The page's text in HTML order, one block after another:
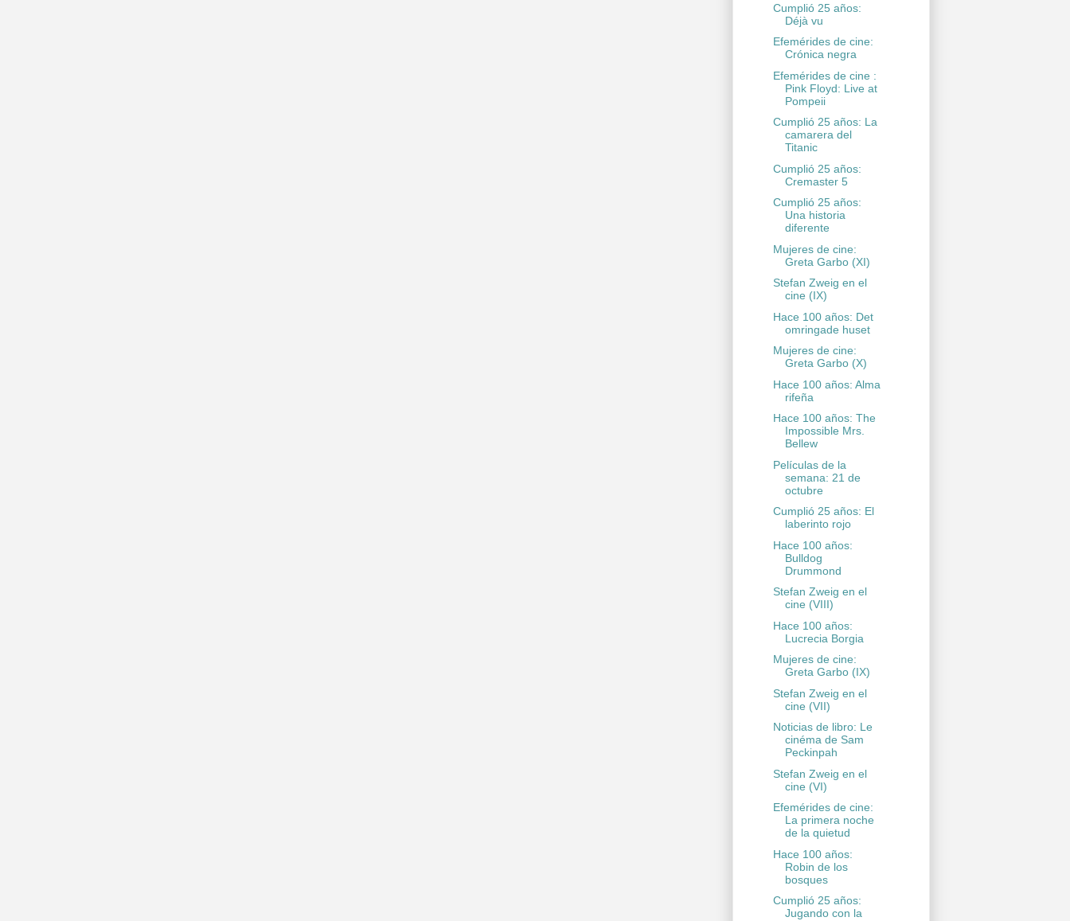
Cumplió 25 años:
Déjà vu
Efemérides de cine:
Crónica negra
Efemérides de cine :
Pink Floyd: Live at
Pompeii
Cumplió 25 años: La
camarera del
Titanic
Cumplió 25 años:
Cremaster 5
Cumplió 25 años:
Una historia
diferente
Mujeres de cine:
Greta Garbo (XI)
Stefan Zweig en el
cine (IX)
Hace 100 años: Det
omringade huset
Mujeres de cine:
Greta Garbo (X)
Hace 100 años: Alma
rifeña
Hace 100 años: The
Impossible Mrs.
Bellew
Películas de la
semana: 21 de
octubre
Cumplió 25 años: El
laberinto rojo
Hace 100 años:
Bulldog
Drummond
Stefan Zweig en el
cine (VIII)
Hace 100 años:
Lucrecia Borgia
Mujeres de cine:
Greta Garbo (IX)
Stefan Zweig en el
cine (VII)
Noticias de libro: Le
cinéma de Sam
Peckinpah
Stefan Zweig en el
cine (VI)
Efemérides de cine:
La primera noche
de la quietud
Hace 100 años:
Robin de los
bosques
Cumplió 25 años:
Jugando con la